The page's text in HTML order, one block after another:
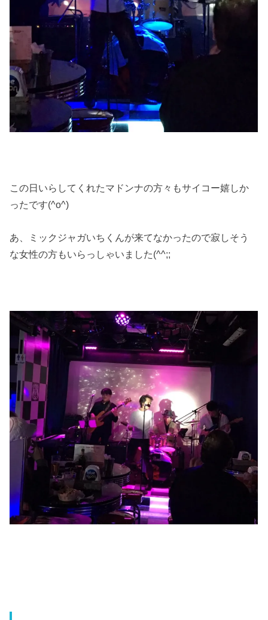
この日いらしてくれたマドンナの方々もサイコー嬉しか
ったです(^o^)
あ、ミックジャガいちくんが来てなかったので寂しそう
な女性の方もいらっしゃいました(^^;;